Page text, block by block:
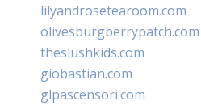
lilyandrosetearoom.com
olivesburgberrypatch.com
theslushkids.com
giobastian.com
glpascensori.com